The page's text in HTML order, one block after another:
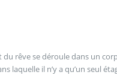
du rêve se déroule dans un
laquelle il n’y a qu’un seul